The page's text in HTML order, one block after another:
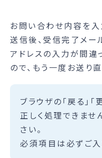
お問い合わせ内容を入
送信後、受信完了メー
アドレスの入力が間違
ので、もう一度お送り直
ブラウザの「戻る」
正しく処理できませ
さい。
必須項目は必ずご入